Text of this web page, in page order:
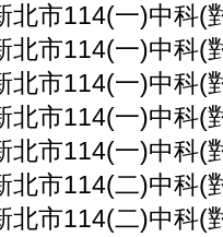
北市114(一)中科(
北市114(一)中科(
北市114(一)中科(
北市114(一)中科(
北市114(一)中科(
北市114(二)中科(
北市114(二)中科(